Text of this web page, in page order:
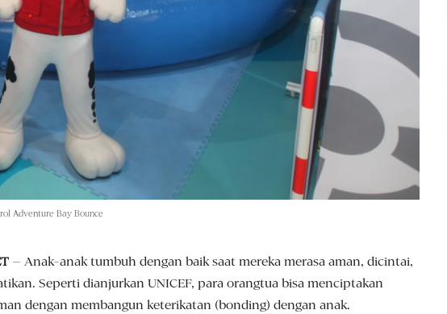
Adventure Bay Bounce
– Anak-anak tumbuh dengan baik saat mereka merasa aman, dicintai,
Seperti dianjurkan UNICEF, para orangtua bisa menciptakan
dengan membangun keterikatan (bonding) dengan anak.